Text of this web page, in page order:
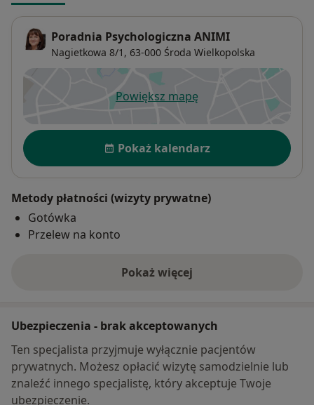
Poradnia Psychologiczna ANIMI
Nagietkowa 8/1, 63-000 Środa Wielkopolska
Powiększ mapęotwiera się w nowej karcie
Dostępność
Pokaż kalendarz
Metody płatności (wizyty prywatne)
Gotówka
Przelew na konto
Pokaż więcej
o adresie
Ubezpieczenia - brak akceptowanych
Ten specjalista przyjmuje wyłącznie pacjentów
prywatnych. Możesz opłacić wizytę samodzielnie lub
znaleźć innego specjalistę, który akceptuje Twoje
ubezpieczenie.